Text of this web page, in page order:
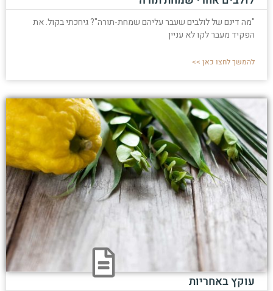
"מה דינם של לולבים שעבר עליהם שמחת-תורה"? גיחכתי בקול. את
הפקיד מעבר לקו לא עניין
להמשך לחצו כאן >>
עוקץ באחריות